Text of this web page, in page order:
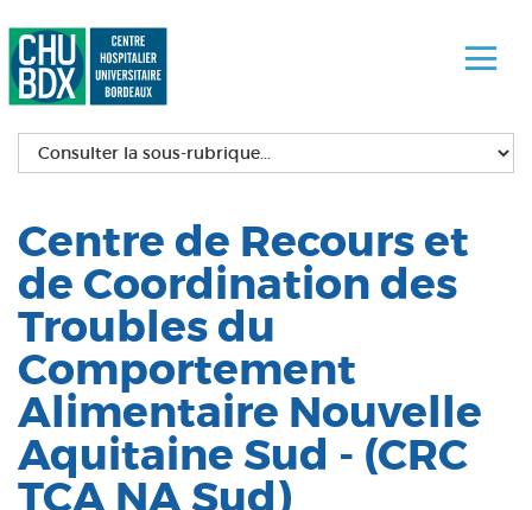
Centre de Recours et
de Coordination des
Troubles du
Comportement
Alimentaire Nouvelle
Aquitaine Sud - (CRC
TCA NA Sud)